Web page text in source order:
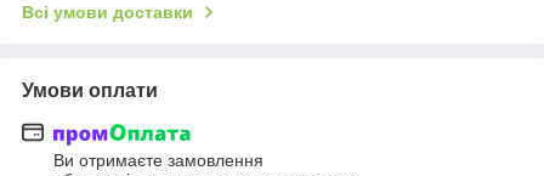
Всі умови доставки
Умови оплати
Ви отримаєте замовлення